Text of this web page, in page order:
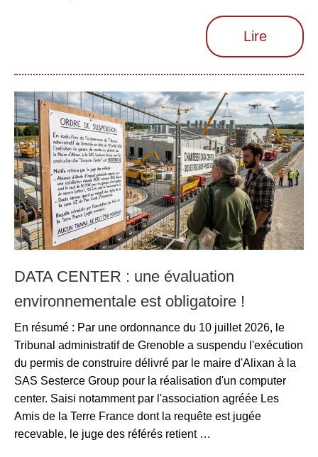
Lire
DATA CENTER : une évaluation
environnementale est obligatoire !
En résumé : Par une ordonnance du 10 juillet 2026, le
Tribunal administratif de Grenoble a suspendu l'exécution
du permis de construire délivré par le maire d'Alixan à la
SAS Sesterce Group pour la réalisation d'un computer
center. Saisi notamment par l'association agréée Les
Amis de la Terre France dont la requête est jugée
recevable, le juge des référés retient …